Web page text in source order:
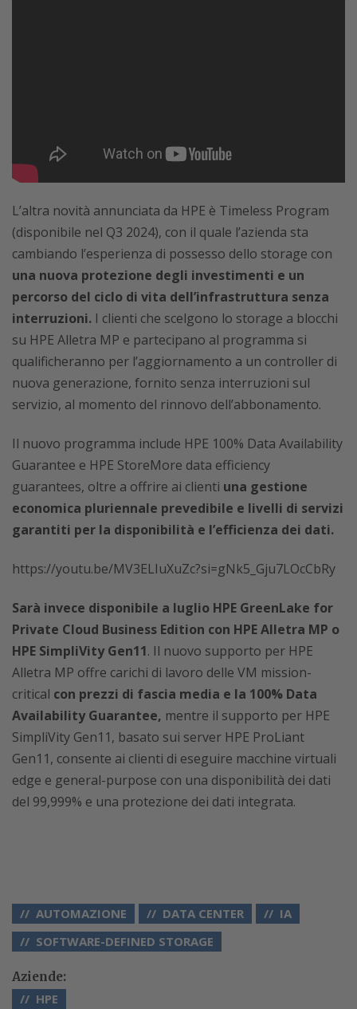
L’altra novità annunciata da HPE è Timeless Program
(disponibile nel Q3 2024), con il quale l’azienda sta
cambiando l’esperienza di possesso dello storage con
una nuova protezione degli investimenti e un
percorso del ciclo di vita dell’infrastruttura senza
interruzioni. I clienti che scelgono lo storage a blocchi
su HPE Alletra MP e partecipano al programma si
qualificheranno per l’aggiornamento a un controller di
nuova generazione, fornito senza interruzioni sul
servizio, al momento del rinnovo dell’abbonamento.
Il nuovo programma include HPE 100% Data Availability
Guarantee e HPE StoreMore data efficiency
guarantees, oltre a offrire ai clienti una gestione
economica pluriennale prevedibile e livelli di servizi
garantiti per la disponibilità e l’efficienza dei dati.
https://youtu.be/MV3ELIuXuZc?si=gNk5_Gju7LOcCbRy
Sarà invece disponibile a luglio HPE GreenLake for
Private Cloud Business Edition con HPE Alletra MP o
HPE SimpliVity Gen11. Il nuovo supporto per HPE
Alletra MP offre carichi di lavoro delle VM mission-
critical con prezzi di fascia media e la 100% Data
Availability Guarantee, mentre il supporto per HPE
SimpliVity Gen11, basato sui server HPE ProLiant
Gen11, consente ai clienti di eseguire macchine virtuali
edge e general-purpose con una disponibilità dei dati
del 99,999% e una protezione dei dati integrata.
AUTOMAZIONE DATA CENTER
IA
SOFTWARE-DEFINED STORAGE
Aziende:
HPE